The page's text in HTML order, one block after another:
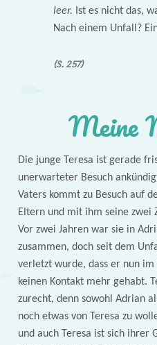
leer. Ist es nicht das,
Nach einem Unfall?
(S. 257)
Meine
Die junge Teresa ist gerade
unerwarteter Besuch
Vaters kommt zu Besuch auf
Eltern und mit ihm seine zwei
Vor zwei Jahren war sie in
zusammen, doch seit dem
verletzt wurde, dass er nun
keinen Kontakt mehr gehabt.
zurecht, denn sowohl Adrian
noch etwas von Teresa zu
und auch Teresa ist sich ihrer